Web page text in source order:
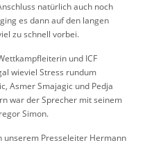
natürlich auch noch
es dann auf den langen
zu schnell vorbei.
und ICF
wieviel Stress rundum
Asmer Smajagic und Pedja
war der Sprecher mit seinem
Simon.
unserem Presseleiter Hermann